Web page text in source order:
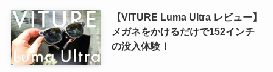
【VITURE Luma Ultra レビュー】
メガネをかけるだけで152インチ
の没入体験！